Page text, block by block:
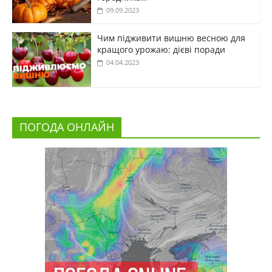
09.09.2023
Чим підживити вишню весною для
кращого урожаю: дієві поради
04.04.2023
ПОГОДА ОНЛАЙН